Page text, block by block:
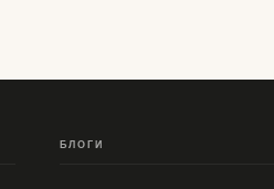
БЛОГИ